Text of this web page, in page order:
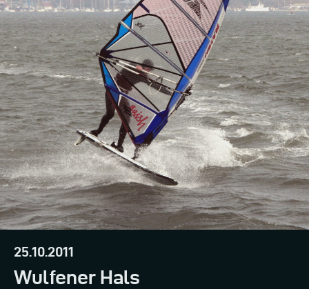
25.10.2011
Wulfener Hals